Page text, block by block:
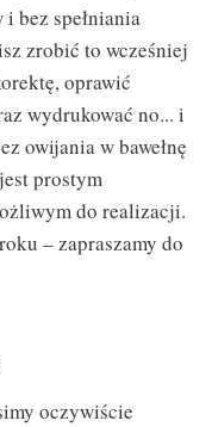
bez spełniania
zrobić to wcześniej
oprawić
wydrukować no... i
owijania w bawełnę
prostym
do realizacji.
– zapraszamy do
oczywiście